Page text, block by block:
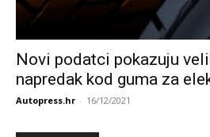
Novi podatci pokazuju
napredak kod guma za
Autopress.hr - 16/12/2021